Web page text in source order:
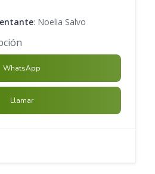
: Noelia Salvo
WhatsApp
Llamar